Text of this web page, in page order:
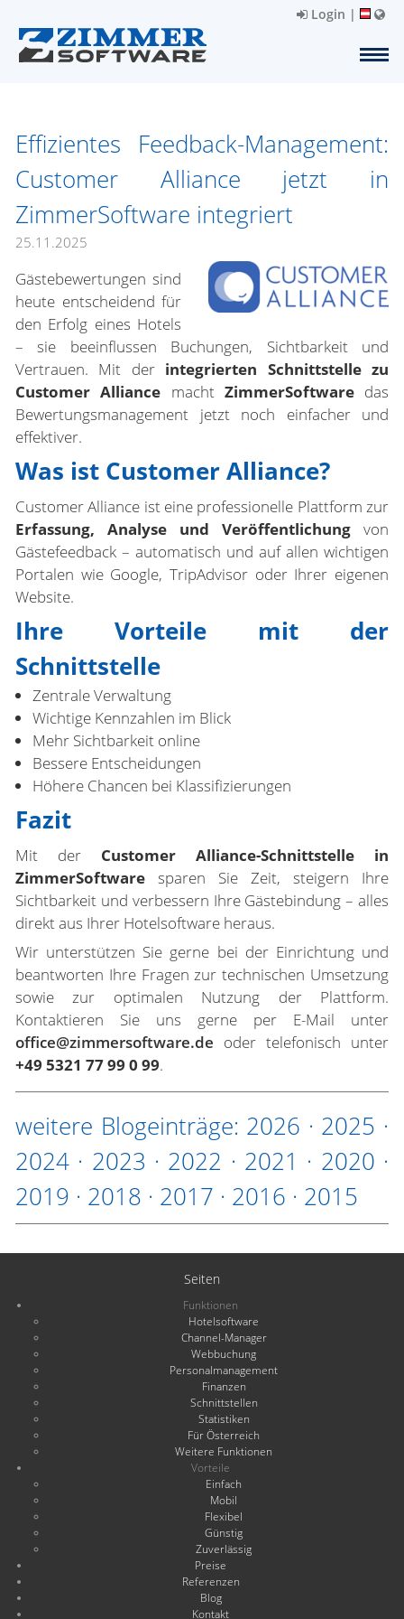
Login |
Effizientes Feedback-Management:
Customer Alliance jetzt in
ZimmerSoftware integriert
25.11.2025
Gästebewertungen sind
heute entscheidend für
den Erfolg eines Hotels
– sie beeinflussen Buchungen, Sichtbarkeit und
Vertrauen. Mit der integrierten Schnittstelle zu
Customer Alliance macht ZimmerSoftwaredas
Bewertungsmanagement jetzt noch einfacher und
effektiver.
Was ist Customer Alliance?
Customer Alliance ist eine professionelle Plattform zur
Erfassung, Analyse und Veröffentlichung von
Gästefeedback – automatisch und auf allen wichtigen
Portalen wie Google, TripAdvisor oder Ihrer eigenen
Website.
Ihre Vorteile mit der
Schnittstelle
Zentrale Verwaltung
Wichtige Kennzahlen im Blick
Mehr Sichtbarkeit online
Bessere Entscheidungen
Höhere Chancen bei Klassifizierungen
Fazit
Mit der Customer Alliance-Schnittstelle in
ZimmerSoftware sparen Sie Zeit, steigern Ihre
Sichtbarkeit und verbessern Ihre Gästebindung – alles
direkt aus Ihrer Hotelsoftware heraus.
Wir unterstützen Sie gerne bei der Einrichtung und
beantworten Ihre Fragen zur technischen Umsetzung
sowie zur optimalen Nutzung der Plattform.
Kontaktieren Sie uns gerne per E-Mail unter
office@zimmersoftware.de oder telefonisch unter
+49 5321 77 99 0 99.
weitere Blogeinträge: 2026 · 2025 ·
2024 · 2023 · 2022 · 2021 · 2020 ·
2019 · 2018 · 2017 · 2016 · 2015
Seiten
Funktionen
Hotelsoftware
Channel-Manager
Webbuchung
Personalmanagement
Finanzen
Schnittstellen
Statistiken
Für Österreich
Weitere Funktionen
Vorteile
Einfach
Mobil
Flexibel
Günstig
Zuverlässig
Preise
Referenzen
Blog
Kontakt